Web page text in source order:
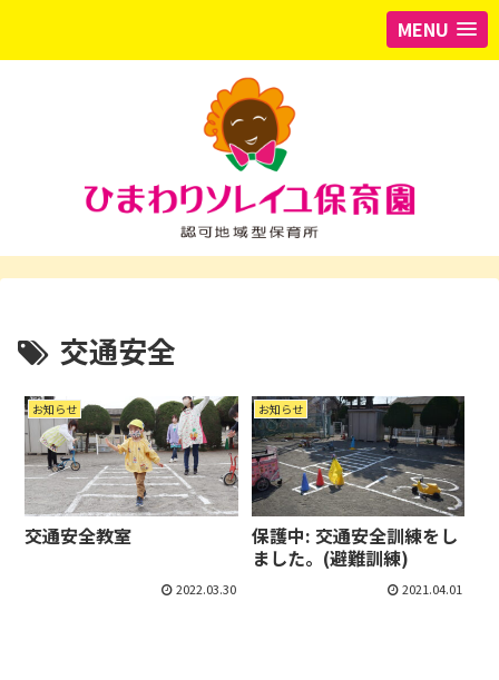
MENU
交通安全
お知らせ
交通安全教室
2022.03.30
お知らせ
保護中: 交通安全訓練をし
ました。(避難訓練)
2021.04.01